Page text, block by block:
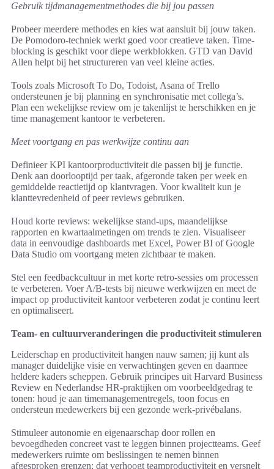
Gebruik tijdmanagementmethodes die bij jou passen
Probeer meerdere methodes en kies wat aansluit bij jouw taken.
De Pomodoro-techniek werkt goed voor creatieve taken. Time-
blocking is geschikt voor diepe werkblokken. GTD van David
Allen helpt bij het structureren van veel kleine acties.
Tools zoals Microsoft To Do, Todoist, Asana of Trello
ondersteunen je bij planning en synchronisatie met collega’s.
Plan een wekelijkse review om je takenlijst te herschikken en je
time management kantoor te verbeteren.
Meet voortgang en pas werkwijze continu aan
Definieer KPI kantoorproductiviteit die passen bij je functie.
Denk aan doorlooptijd per taak, afgeronde taken per week en
gemiddelde reactietijd op klantvragen. Voor kwaliteit kun je
klanttevredenheid of peer reviews gebruiken.
Houd korte reviews: wekelijkse stand-ups, maandelijkse
rapporten en kwartaalmetingen om trends te zien. Visualiseer
data in eenvoudige dashboards met Excel, Power BI of Google
Data Studio om voortgang meten zichtbaar te maken.
Stel een feedbackcultuur in met korte retro-sessies om processen
te verbeteren. Voer A/B-tests bij nieuwe werkwijzen en meet de
impact op productiviteit kantoor verbeteren zodat je continu leert
en optimaliseert.
Team- en cultuurveranderingen die productiviteit stimuleren
Leiderschap en productiviteit hangen nauw samen; jij kunt als
manager duidelijke visie en verwachtingen geven en daarmee
heldere kaders scheppen. Gebruik principes uit Harvard Business
Review en Nederlandse HR-praktijken om voorbeeldgedrag te
tonen: houd je aan timemanagementregels, toon focus en
ondersteun medewerkers bij een gezonde werk-privébalans.
Stimuleer autonomie en eigenaarschap door rollen en
bevoegdheden concreet vast te leggen binnen projectteams. Geef
medewerkers ruimte om beslissingen te nemen binnen
afgesproken grenzen; dat verhoogt teamproductiviteit en versnelt